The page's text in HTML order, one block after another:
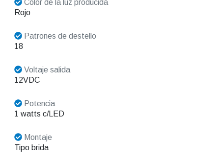
Color de la luz producida
Rojo
Patrones de destello
18
Voltaje salida
12VDC
Potencia
1 watts c/LED
Montaje
Tipo brida